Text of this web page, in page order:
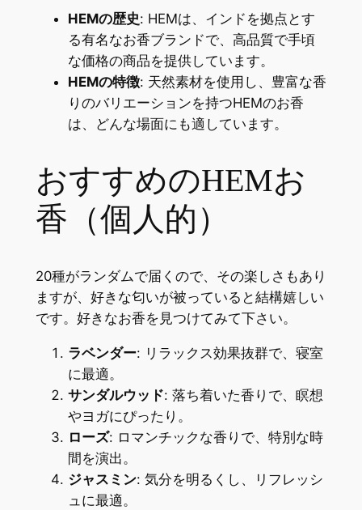
HEMの歴史: HEMは、インドを拠点とす
る有名なお香ブランドで、高品質で手頃
な価格の商品を提供しています。
HEMの特徴: 天然素材を使用し、豊富な香
りのバリエーションを持つHEMのお香
は、どんな場面にも適しています。
おすすめのHEMお
香（個人的）
20種がランダムで届くので、その楽しさもあり
ますが、好きな匂いが被っていると結構嬉しい
です。好きなお香を見つけてみて下さい。
ラベンダー: リラックス効果抜群で、寝室
に最適。
サンダルウッド: 落ち着いた香りで、瞑想
やヨガにぴったり。
ローズ: ロマンチックな香りで、特別な時
間を演出。
ジャスミン: 気分を明るくし、リフレッシ
ュに最適。